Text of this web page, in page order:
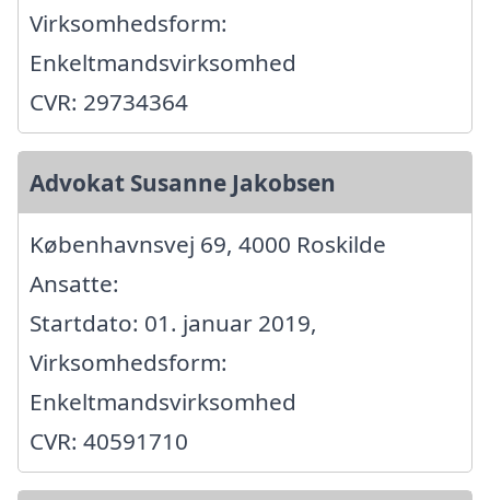
Virksomhedsform:
Enkeltmandsvirksomhed
CVR: 29734364
Advokat Susanne Jakobsen
Københavnsvej 69, 4000 Roskilde
Ansatte:
Startdato: 01. januar 2019,
Virksomhedsform:
Enkeltmandsvirksomhed
CVR: 40591710